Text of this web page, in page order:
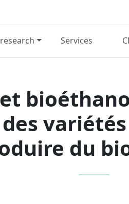
Services
du